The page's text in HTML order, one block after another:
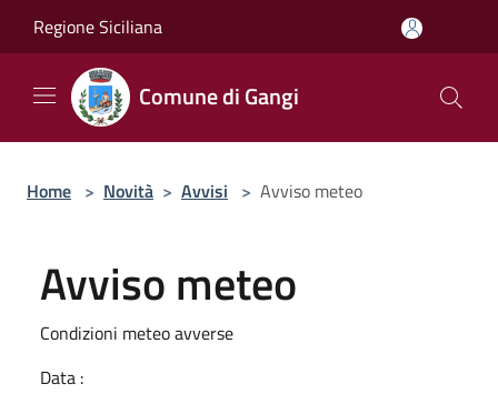
Regione Siciliana
Comune di Gangi
Home > Novità > Avvisi > Avviso meteo
Avviso meteo
Condizioni meteo avverse
Data :